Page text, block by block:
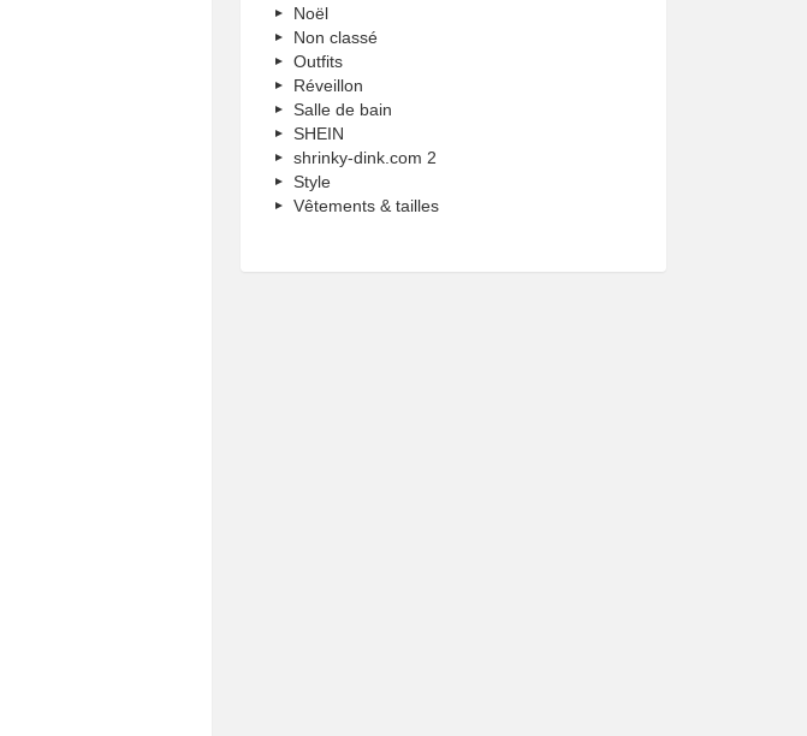
Noël
Non classé
Outfits
Réveillon
Salle de bain
SHEIN
shrinky-dink.com 2
Style
Vêtements & tailles